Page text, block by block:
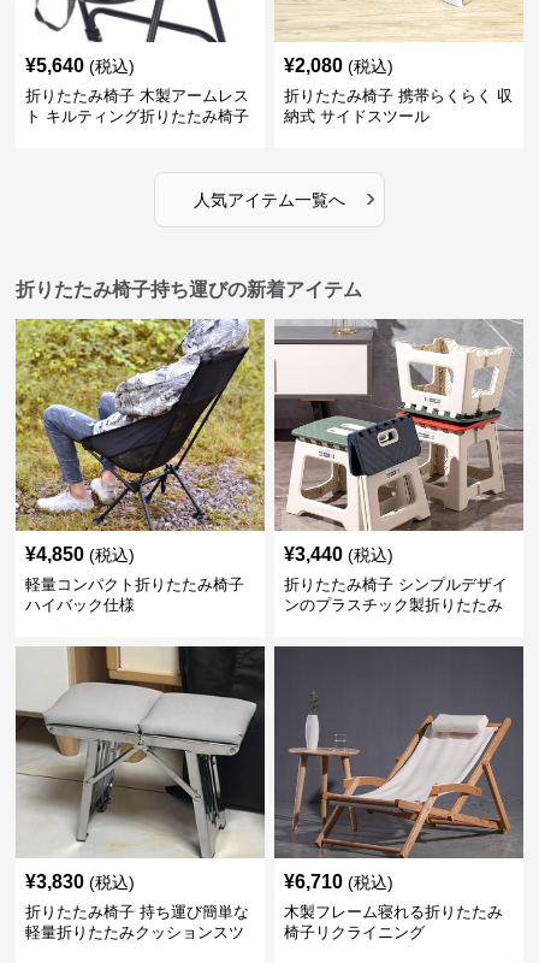
¥5,640 (税込)
折りたたみ椅子 木製アームレス
ト キルティング折りたたみ椅子
¥2,080 (税込)
折りたたみ椅子 携帯らくらく 収
納式 サイドスツール
人気アイテム一覧へ ›
折りたたみ椅子持ち運びの新着アイテム
¥4,850 (税込)
軽量コンパクト折りたたみ椅子
ハイバック仕様
¥3,440 (税込)
折りたたみ椅子 シンプルデザイ
ンのプラスチック製折りたたみ
¥3,830 (税込)
折りたたみ椅子 持ち運び簡単な
軽量折りたたみクッションスツ
¥6,710 (税込)
木製フレーム寝れる折りたたみ
椅子リクライニング